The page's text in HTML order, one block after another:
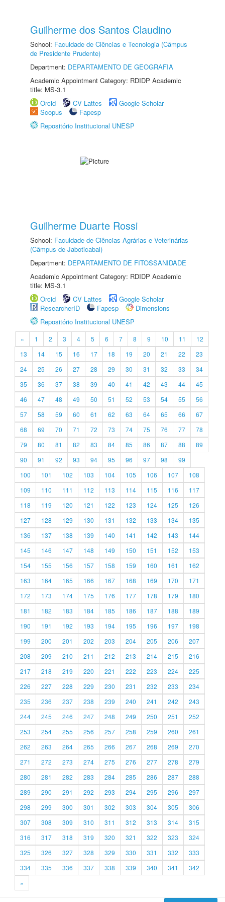
Guilherme dos Santos Claudino
School: Faculdade de Ciências e Tecnologia (Câmpus
de Presidente Prudente)
Department: DEPARTAMENTO DE GEOGRAFIA
Academic Appointment Category: RDIDP Academic
title: MS-3.1
Orcid
CV Lattes
Google Scholar
Scopus
Fapesp
Repositório Institucional UNESP
Guilherme Duarte Rossi
School: Faculdade de Ciências Agrárias e Veterinárias
(Câmpus de Jaboticabal)
Department: DEPARTAMENTO DE FITOSSANIDADE
Academic Appointment Category: RDIDP Academic
title: MS-3.1
Orcid
CV Lattes
Google Scholar
ResearcherID
Fapesp
Dimensions
Repositório Institucional UNESP
« 1 2 3 4 5 6 7 8 9 10 11
12
13
14 15 16 17 18 19 20 21 22
23
24
25 26 27 28 29 30 31 32 33
34
35
36 37 38 39 40 41 42 43 44
45
46
47 48 49 50 51 52 53 54 55
56
57
58 59 60 61 62 63 64 65 66
67
68
69 70 71 72 73 74 75 76 77
78
79
80 81 82 83 84 85 86 87 88
89
90
91 92 93 94 95 96 97 98
99
100
101 102 103 104 105 106 107
108
109
110 111 112 113 114 115 116
117
118
119 120 121 122 123 124 125
126
127
128 129 130 131 132 133 134
135
136
137 138 139 140 141 142 143
144
145
146 147 148 149 150 151 152
153
154
155 156 157 158 159 160 161
162
163
164 165 166 167 168 169 170
171
172
173 174 175 176 177 178 179
180
181
182 183 184 185 186 187 188
189
190
191 192 193 194 195 196 197
198
199
200 201 202 203 204 205 206
207
208
209 210 211 212 213 214 215
216
217
218 219 220 221 222 223 224
225
226
227 228 229 230 231 232 233
234
235
236 237 238 239 240 241 242
243
244
245 246 247 248 249 250 251
252
253
254 255 256 257 258 259 260
261
262
263 264 265 266 267 268 269
270
271
272 273 274 275 276 277 278
279
280
281 282 283 284 285 286 287
288
289
290 291 292 293 294 295 296
297
298
299 300 301 302 303 304 305
306
307
308 309 310 311 312 313 314
315
316
317 318 319 320 321 322 323
324
325
326 327 328 329 330 331 332
333
334
335 336 337 338 339 340 341
342
»